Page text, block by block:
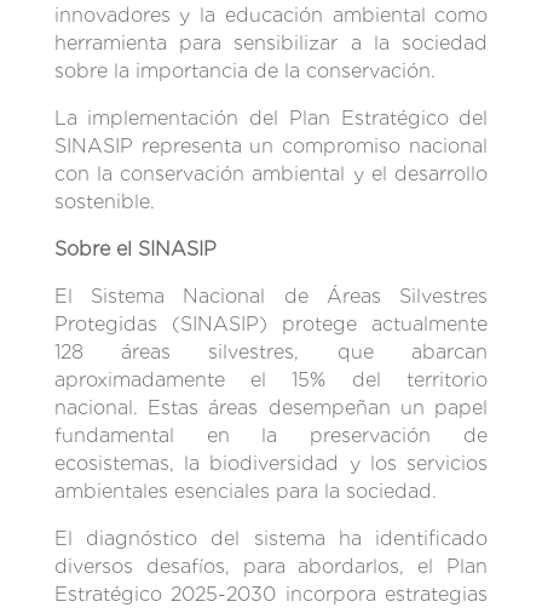
innovadores y la educación ambiental como
herramienta para sensibilizar a la sociedad
sobre la importancia de la conservación.
La implementación del Plan Estratégico del
SINASIP representa un compromiso nacional
con la conservación ambiental y el desarrollo
sostenible.
Sobre el SINASIP
El Sistema Nacional de Áreas Silvestres
Protegidas (SINASIP) protege actualmente
128 áreas silvestres, que abarcan
aproximadamente el 15% del territorio
nacional. Estas áreas desempeñan un papel
fundamental en la preservación de
ecosistemas, la biodiversidad y los servicios
ambientales esenciales para la sociedad.
El diagnóstico del sistema ha identificado
diversos desafíos, para abordarlos, el Plan
Estratégico 2025-2030 incorpora estrategias